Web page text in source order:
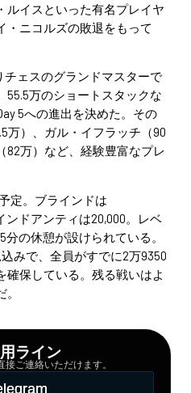
ルイスといった有名プレイヤ
・ニコルズの敗退をもって
ェスのグランドマスターで
55.5万のショートスタックな
5への進出を決めた。その
万）、ガル・イフラッチ（90
82万）など、経験豊富なプレ
定。ブラインドは
ンドアンティは20,000。レベ
の休憩が設けられている。
みで、全員がすでに2万9350
確保している。残る戦いはよ
ライン
ご連絡いただけます。